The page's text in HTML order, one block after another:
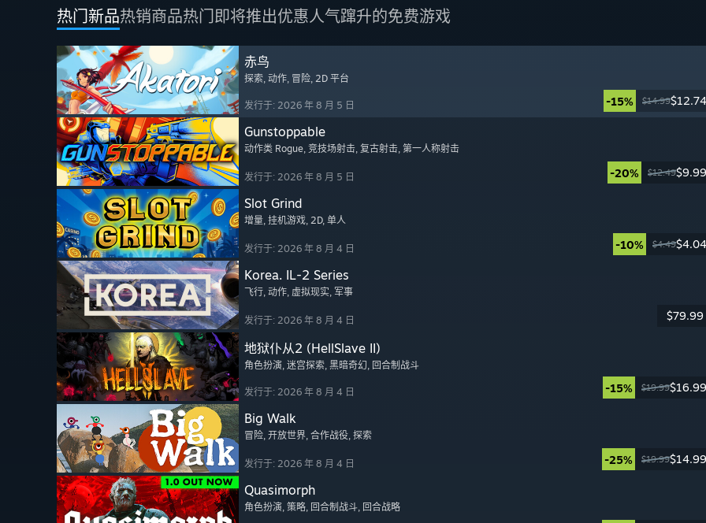
热门新品热销商品热门即将推出优惠人气蹿升的免费游戏
赤鸟
探索, 动作, 冒险, 2D 平台
发行于: 2026 年 8 月 5 日 -15% $14.99$12.74
Gunstoppable
动作类 Rogue, 竞技场射击, 复古射击, 第一人称射击
发行于: 2026 年 8 月 5 日 -20% $12.49$9.99
Slot Grind
增量, 挂机游戏, 2D, 单人
发行于: 2026 年 8 月 4 日 -10% $4.49$4.04
Korea. IL-2 Series
飞行, 动作, 虚拟现实, 军事
发行于: 2026 年 8 月 4 日 $79.99
地狱仆从2 (HellSlave II)
角色扮演, 迷宫探索, 黑暗奇幻, 回合制战斗
发行于: 2026 年 8 月 4 日 -15% $19.99$16.99
Big Walk
冒险, 开放世界, 合作战役, 探索
发行于: 2026 年 8 月 4 日 -25% $19.99$14.99
Quasimorph
角色扮演, 策略, 回合制战斗, 回合战略